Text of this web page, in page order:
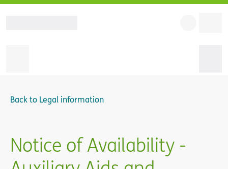
Back to Legal information
Notice of Availability -